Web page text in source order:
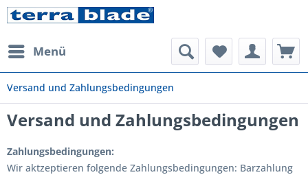
Menü
Versand und Zahlungsbedingungen
Versand und Zahlungsbedingungen
Zahlungsbedingungen:
Wir aktzeptieren folgende Zahlungsbedingungen: Barzahlung